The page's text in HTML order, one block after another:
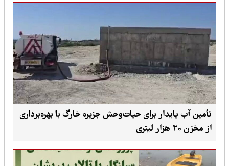
تأمین آب پایدار برای حیات‌وحش جزیره خارگ با بهره‌برداری
از مخزن ۲۰ هزار لیتری